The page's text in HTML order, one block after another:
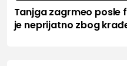
Tanjga zagrmeo posle
je neprijatno zbog